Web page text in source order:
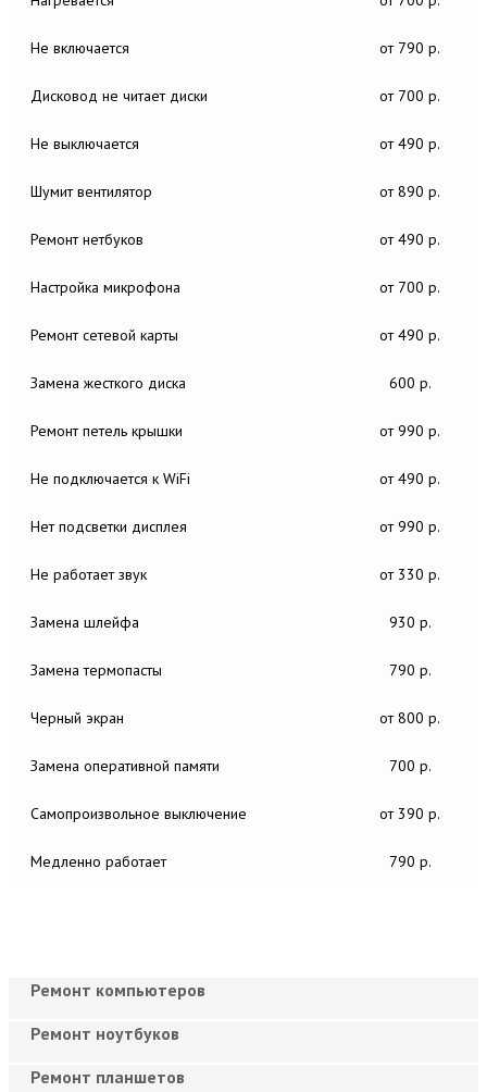
Не включается от 790 р.
Дисковод не читает диски от 700 р.
Не выключается от 490 р.
Шумит вентилятор от 890 р.
Ремонт нетбуков от 490 р.
Настройка микрофона от 700 р.
Ремонт сетевой карты от 490 р.
Замена жесткого диска 600 р.
Ремонт петель крышки от 990 р.
Не подключается к WiFi от 490 р.
Нет подсветки дисплея от 990 р.
Не работает звук от 330 р.
Замена шлейфа 930 р.
Замена термопасты 790 р.
Черный экран от 800 р.
Замена оперативной памяти 700 р.
Самопроизвольное выключение от 390 р.
Медленно работает 790 р.
Ремонт компьютеров
Ремонт ноутбуков
Ремонт планшетов